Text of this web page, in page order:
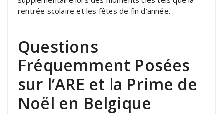
rentrée scolaire et les fêtes de fin d’année.
Questions
Fréquemment Posées
sur l’ARE et la Prime de
Noël en Belgique